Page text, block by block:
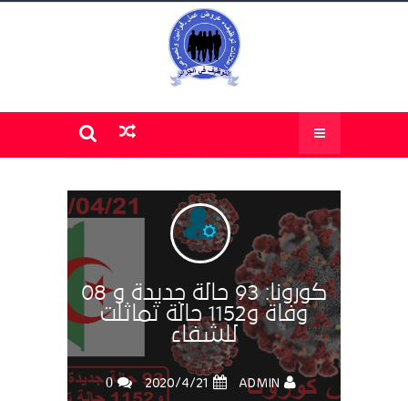
كورونا: 93 حالة جديدة و 08
وفاة و1152 حالة تماثلت
للشفاء
ADMIN
21‏/4‏/2020
0